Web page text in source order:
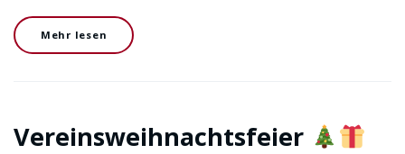
Mehr lesen
Vereinsweihnachtsfeier